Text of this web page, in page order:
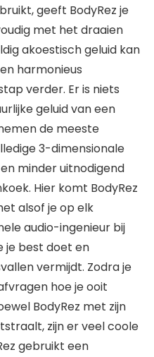
geeft BodyRez je
met het draaien
akoestisch geluid kan
harmonieus
verder. Er is niets
geluid van een
de meeste
3-dimensionale
minder uitnodigend
Hier komt BodyRez
alsof je op elk
audio-ingenieur bij
je best doet en
vermijdt. Zodra je
hoe je ooit
BodyRez met zijn
zijn er veel coole
gebruikt een